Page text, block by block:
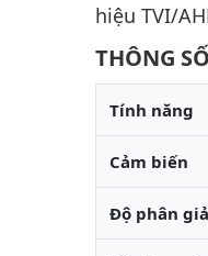
hiệu TVI/
THÔNG
Tính năng
Cảm biến
Độ phân